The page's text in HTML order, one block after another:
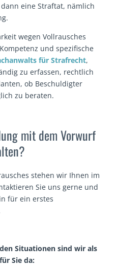
eine Straftat, nämlich
wegen Vollrausches
und spezifische
für Strafrecht,
zu erfassen, rechtlich
ob Beschuldigter
zu beraten.
mit dem Vorwurf
stehen wir Ihnen im
Sie uns gerne und
für ein erstes
Situationen sind wir als
Sie da: